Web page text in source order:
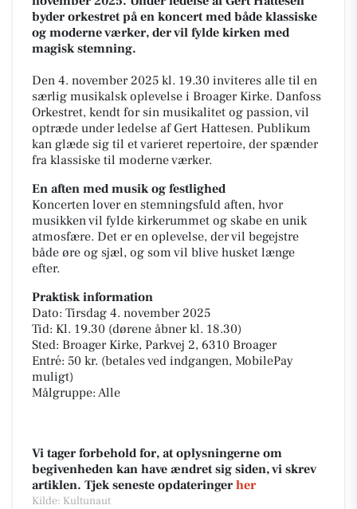
byder orkestret på en koncert med både klassiske
og moderne værker, der vil fylde kirken med
magisk stemning.
Den 4. november 2025 kl. 19.30 inviteres alle til en
særlig musikalsk oplevelse i Broager Kirke. Danfoss
Orkestret, kendt for sin musikalitet og passion, vil
optræde under ledelse af Gert Hattesen. Publikum
kan glæde sig til et varieret repertoire, der spænder
fra klassiske til moderne værker.
En aften med musik og festlighed
Koncerten lover en stemningsfuld aften, hvor
musikken vil fylde kirkerummet og skabe en unik
atmosfære. Det er en oplevelse, der vil begejstre
både øre og sjæl, og som vil blive husket længe
efter.
Praktisk information
Dato: Tirsdag 4. november 2025
Tid: Kl. 19.30 (dørene åbner kl. 18.30)
Sted: Broager Kirke, Parkvej 2, 6310 Broager
Entré: 50 kr. (betales ved indgangen, MobilePay
muligt)
Målgruppe: Alle
Vi tager forbehold for, at oplysningerne om
begivenheden kan have ændret sig siden, vi skrev
artiklen. Tjek seneste opdateringer her
Kilde: Kultunaut